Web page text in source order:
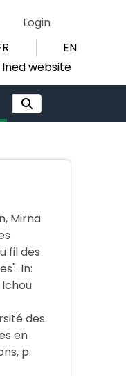
Login
EN
Ined website
Mirna
fil des
In:
des
en
p.